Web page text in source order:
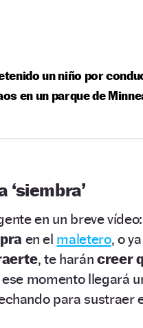
un niño por
en un parque de
‘siembra’
en un breve
en el maletero, o
, te harán creer
ese momento llegará
para sustraer